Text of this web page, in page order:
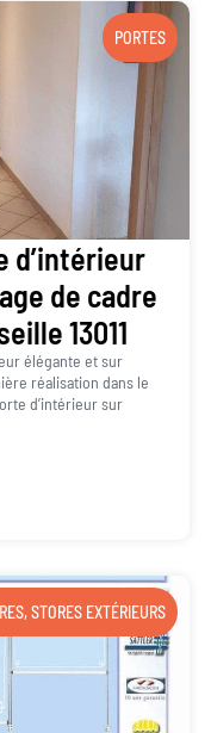
PORTES
d’intérieur
de cadre
13011
élégante et sur
réalisation dans le
d’intérieur sur
,STORES EXTÉRIEURS